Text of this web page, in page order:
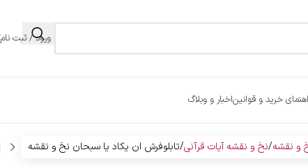
ورود / ثبت نام
خرید و قوانیناخبار و وبلاگ
و نقشه نخ و نقشه آیات قرآنی تابلوفرش ان یکاد یا سبحان نخ و نقشه